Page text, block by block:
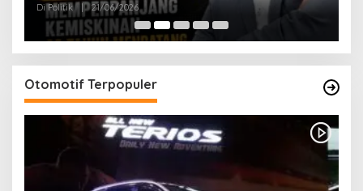
Di Politik | 21/06/2026
Otomotif Terpopuler